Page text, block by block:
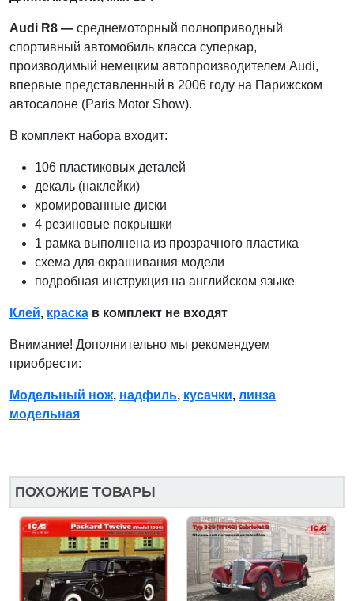
Audi R8 — среднемоторный полноприводный
спортивный автомобиль класса суперкар,
производимый немецким автопроизводителем Audi,
впервые представленный в 2006 году на Парижском
автосалоне (Paris Motor Show).
В комплект набора входит:
106 пластиковых деталей
декаль (наклейки)
хромированные диски
4 резиновые покрышки
1 рамка выполнена из прозрачного пластика
схема для окрашивания модели
подробная инструкция на английском языке
Клей, краска в комплект не входят
Внимание! Дополнительно мы рекомендуем
приобрести:
Модельный нож, надфиль, кусачки, линза
модельная
ПОХОЖИЕ ТОВАРЫ